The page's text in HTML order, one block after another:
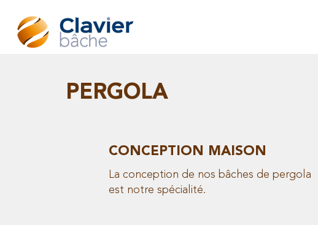
PERGOLA
CONCEPTION MAISON
La conception de nos bâches de pergola
est notre spécialité.